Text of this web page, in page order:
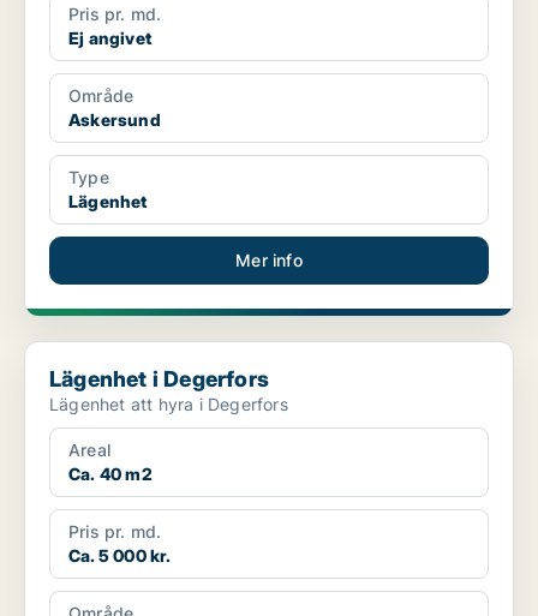
Pris pr. md.
Ej angivet
Område
Askersund
Type
Lägenhet
Mer info
Lägenhet i Degerfors
Lägenhet i Degerfors
Lägenhet att hyra i Degerfors
Areal
Ca. 40 m2
Pris pr. md.
Ca. 5 000 kr.